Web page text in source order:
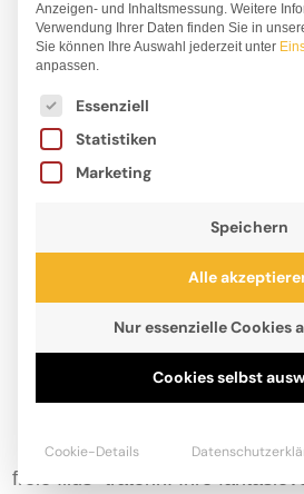
Sanna Wandtke, geboren
Wissenschaften in Hamburg
freie Illus- tratorin. Ihre
Anzeigen- und Inhaltsmessung. Weitere
Verwendung Ihrer Daten finden Sie in
Sie können Ihre Auswahl jederzeit unter
anpassen.
Es folgt eine Liste der
Essenziell
Statistiken
Marketing
Speichern
Alle
Nur essenzielle Cookies
Cookies selbst
Cookie-Details